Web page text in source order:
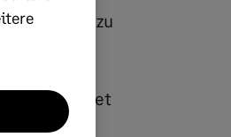
ebenso dazu
betrachtet